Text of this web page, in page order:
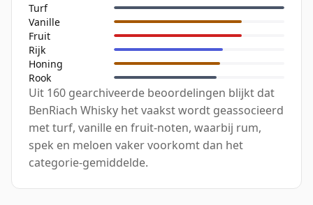
Turf
Vanille
Fruit
Rijk
Honing
Rook
Uit 160 gearchiveerde beoordelingen blijkt dat
BenRiach Whisky het vaakst wordt geassocieerd
met turf, vanille en fruit-noten, waarbij rum,
spek en meloen vaker voorkomt dan het
categorie-gemiddelde.